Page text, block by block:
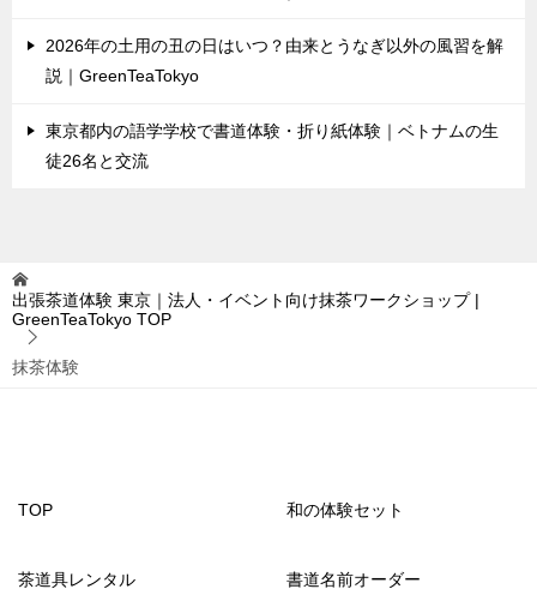
2026年の土用の丑の日はいつ？由来とうなぎ以外の風習を解
説｜GreenTeaTokyo
東京都内の語学学校で書道体験・折り紙体験｜ベトナムの生
徒26名と交流
出張茶道体験 東京｜法人・イベント向け抹茶ワークショップ |
GreenTeaTokyo TOP
抹茶体験
TOP 和の体験セット
茶道具レンタル 書道名前オーダー